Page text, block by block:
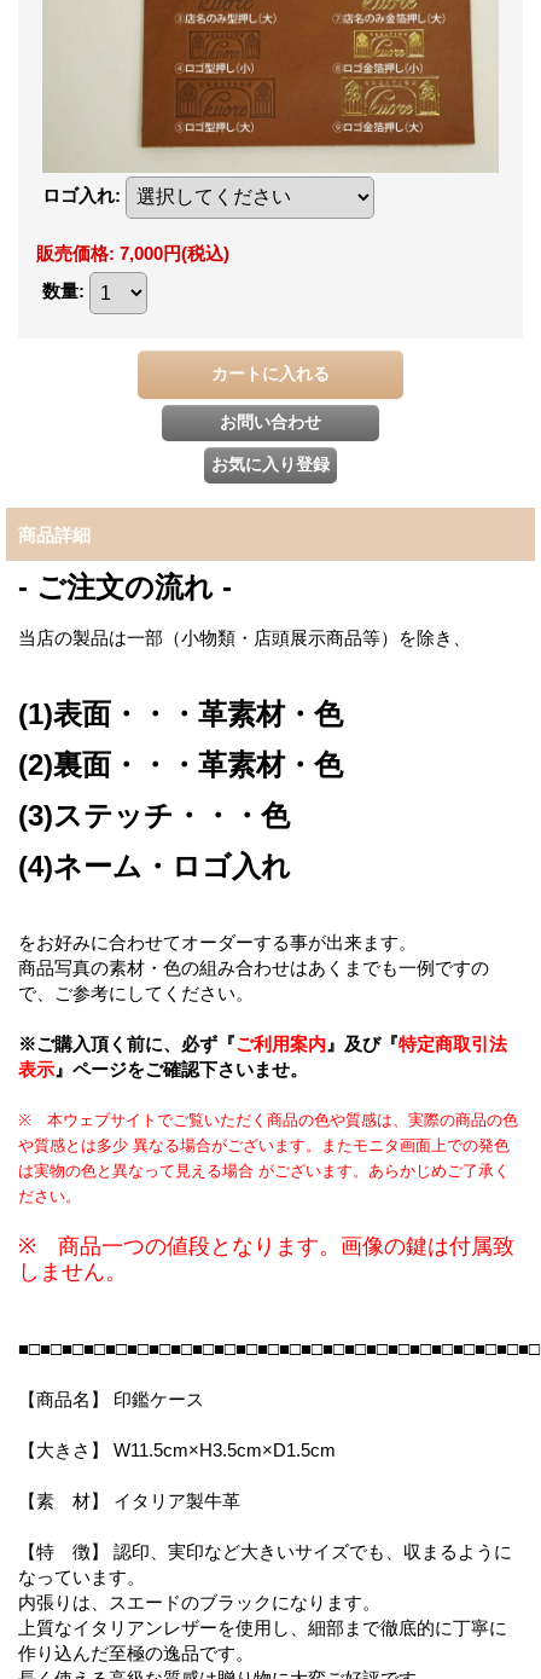
ロゴ入れ:
販売価格: 7,000円(税込)
数量:
商品詳細
- ご注文の流れ -
当店の製品は一部（小物類・店頭展示商品等）を除き、
(1)表面・・・革素材・色
(2)裏面・・・革素材・色
(3)ステッチ・・・色
(4)ネーム・ロゴ入れ
をお好みに合わせてオーダーする事が出来ます。
商品写真の素材・色の組み合わせはあくまでも一例ですの
で、ご参考にしてください。
※ご購入頂く前に、必ず『ご利用案内』及び『特定商取引法
表示』ページをご確認下さいませ。
※ 本ウェブサイトでご覧いただく商品の色や質感は、実際の商品の色
や質感とは多少 異なる場合がございます。またモニタ画面上での発色
は実物の色と異なって見える場合 がございます。あらかじめご了承く
ださい。
※ 商品一つの値段となります。画像の鍵は付属致
しません。
【商品名】 印鑑ケース
【大きさ】 W11.5cm×H3.5cm×D1.5cm
【素 材】 イタリア製牛革
【特 徴】 認印、実印など大きいサイズでも、収まるように
なっています。
内張りは、スエードのブラックになります。
上質なイタリアンレザーを使用し、細部まで徹底的に丁寧に
作り込んだ至極の逸品です。